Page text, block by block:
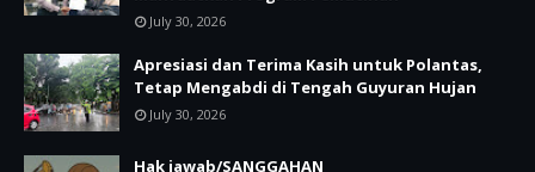
July 30, 2026
Apresiasi dan Terima Kasih untuk Polantas,
Tetap Mengabdi di Tengah Guyuran Hujan
July 30, 2026
Hak jawab/SANGGAHAN